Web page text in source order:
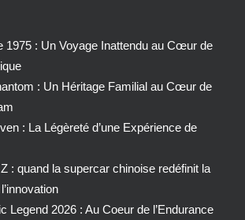
1975 : Un Voyage Inattendu au Cœur de
: Un Héritage Familial au Cœur de
: La Légèreté d’une Expérience de
: quand la supercar chinoise redéfinit la
Legend 2026 : Au Coeur de l’Endurance